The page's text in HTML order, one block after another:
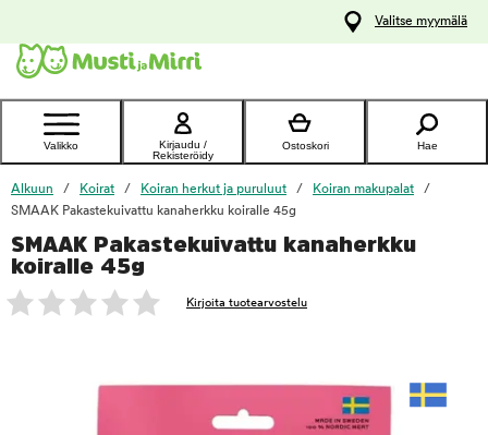
Ota yhteyttä
asiakaspalveluun
Valitse myymälä
Valikko
Kirjaudu /
Rekisteröidy
Ostoskori Hae
Alkuun Koirat Koiran herkut ja puruluut
Koiran makupalat
SMAAK Pakastekuivattu kanaherkku koiralle 45g
SMAAK Pakastekuivattu kanaherkku
koiralle 45g
Kirjoita tuotearvostelu
foo